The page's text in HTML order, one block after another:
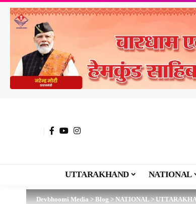
UTTARAKHAND NATIONAL
Devbhoomi Media>Blog>NATIONAL>